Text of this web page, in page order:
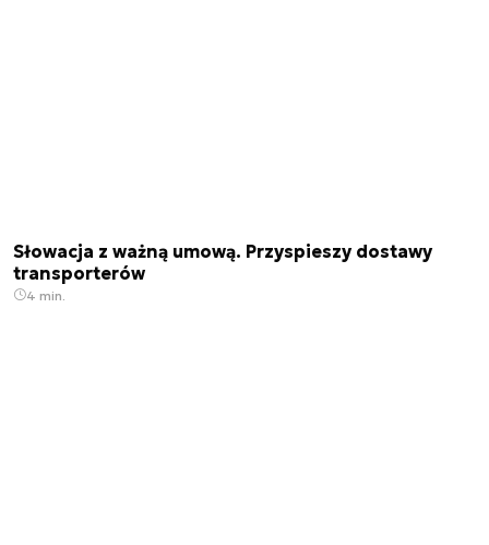
Słowacja z ważną umową. Przyspieszy dostawy
transporterów
4 min.